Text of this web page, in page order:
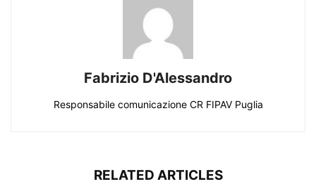
Fabrizio D'Alessandro
Responsabile comunicazione CR FIPAV Puglia
RELATED ARTICLES